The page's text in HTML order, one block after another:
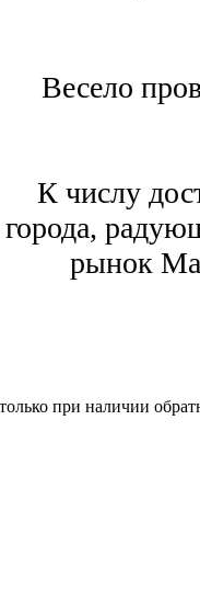
Весело
К числу
города,
рынок
при наличии